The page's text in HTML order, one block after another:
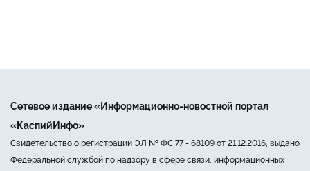
Сетевое издание «Информационно-новостной портал
«КаспийИнфо»
Свидетельство о регистрации ЭЛ № ФС 77 - 68109 от 21.12.2016, выдано
Федеральной службой по надзору в сфере связи, информационных